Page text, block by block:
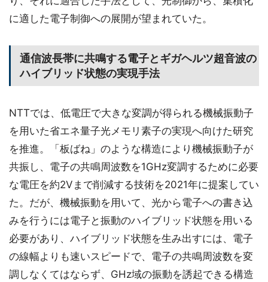
に適した電子制御への展開が望まれていた。
通信波長帯に共鳴する電子とギガヘルツ超音波の
ハイブリッド状態の実現手法
NTTでは、低電圧で大きな変調が得られる機械振動子
を用いた省エネ量子光メモリ素子の実現へ向けた研究
を推進。「板ばね」のような構造により機械振動子が
共振し、電子の共鳴周波数を1GHz変調するために必要
な電圧を約2Vまで削減する技術を2021年に提案してい
た。だが、機械振動を用いて、光から電子への書き込
みを行うには電子と振動のハイブリッド状態を用いる
必要があり、ハイブリッド状態を生み出すには、電子
の線幅よりも速いスピードで、電子の共鳴周波数を変
調しなくてはならず、GHz域の振動を誘起できる構造